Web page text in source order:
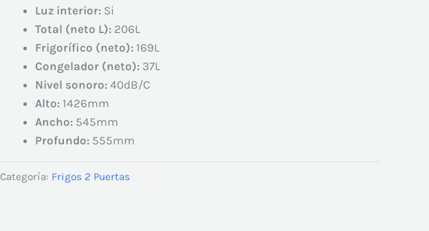
Luz interior: Si
Total (neto L): 206L
Frigorífico (neto): 169L
Congelador (neto): 37L
Nivel sonoro: 40dB/C
Alto: 1426mm
Ancho: 545mm
Profundo: 555mm
Categoría: Frigos 2 Puertas